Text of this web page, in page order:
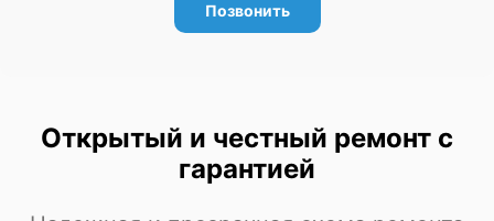
Позвонить
Открытый и честный ремонт с
гарантией